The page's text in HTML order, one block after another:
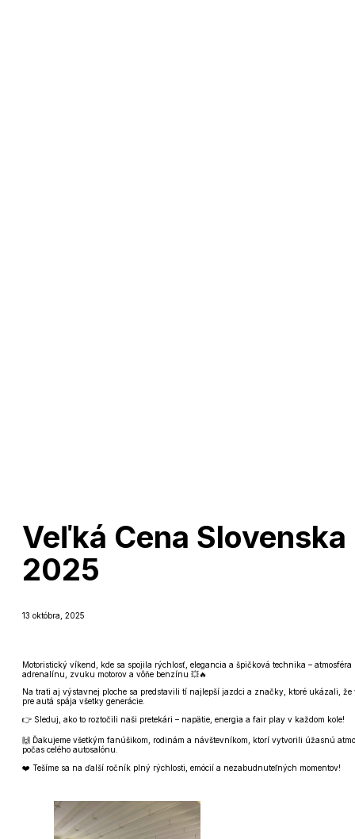
Veľká Cena Slovenska
2025
13 októbra, 2025
Motoristický víkend, kde sa spojila rýchlosť, elegancia a špičková technika – atmosféra
adrenalínu, zvuku motorov a vôňe benzínu 💥🔥
Na trati aj výstavnej ploche sa predstavili tí najlepší jazdci a značky, ktoré ukázali, že
pre autá spája všetky generácie.
👉 Sleduj, ako to roztočili naši pretekári – napätie, energia a fair play v každom kole!
🙌 Ďakujeme všetkým fanúšikom, rodinám a návštevníkom, ktorí vytvorili úžasnú
počas celého autosalónu.
❤️ Tešíme sa na ďalší ročník plný rýchlosti, emócií a nezabudnuteľných momentov!